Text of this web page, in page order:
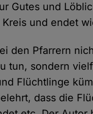
Gutes und
und endet
den Pfarrern
tun, sondern
Flüchtlinge
dass die